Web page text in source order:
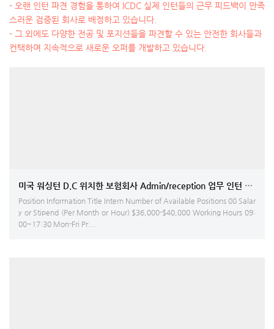
- 오랜 인턴 파견 경험을 통하여 ICDC 실제 인턴들의 근무 피드백이 만족
스러운 검증된 회사로 배정하고 있습니다.
- 그 외에도 다양한 전공 및 포지션들을 파견할 수 있는 안전한 회사들과
컨택하며 지속적으로 새로운 오퍼를 개발하고 있습니다.
미국 워싱턴 D.C 위치한 보험회사 Admin/reception 업무 인턴 모집
Position Information Title Intern Number of Available Positions 00 Salar
y or Stipend (Per Month or Hour) $36,000-$40,000 Working Hours 09:
00~17:30 Mon-Fri Pr...